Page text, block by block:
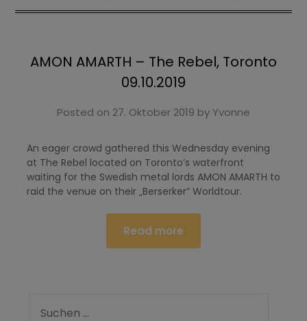
AMON AMARTH – The Rebel, Toronto
09.10.2019
Posted on 27. Oktober 2019 byYvonne
An eager crowd gathered this Wednesday evening
at The Rebel located on Toronto’s waterfront
waiting for the Swedish metal lords AMON AMARTH to
raid the venue on their „Berserker“ Worldtour.
Read more